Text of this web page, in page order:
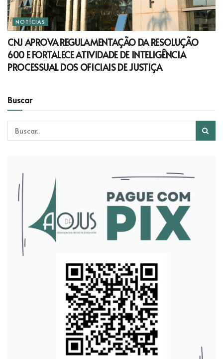
NOTÍCIAS
CNJ APROVA REGULAMENTAÇÃO DA RESOLUÇÃO
600 E FORTALECE ATIVIDADE DE INTELIGÊNCIA
PROCESSUAL DOS OFICIAIS DE JUSTIÇA
Buscar